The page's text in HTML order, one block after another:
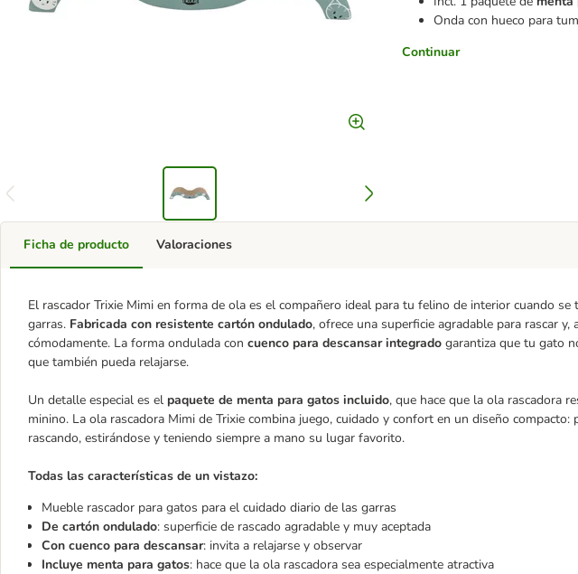
Onda con hueco para
Continuar
Ficha de producto
El rascador Trixie Mimi en forma de ola es el compañero ideal para tu felino de interior cuando se
garras. Fabricada con resistente cartón ondulado, ofrece una superficie agradable para rascar
cómodamente. La forma ondulada con cuenco para descansar integrado garantiza que tu gato
que también pueda relajarse.
Un detalle especial es el paquete de menta para gatos incluido, que hace que la ola rascadora
minino. La ola rascadora Mimi de Trixie combina juego, cuidado y confort en un diseño
rascando, estirándose y teniendo siempre a mano su lugar favorito.
Todas las características de un vistazo:
Mueble rascador para gatos para el cuidado diario de las garras
De cartón ondulado: superficie de rascado agradable y muy aceptada
Con cuenco para descansar: invita a relajarse y observar
Incluye menta para gatos: hace que la ola rascadora sea especialmente atractiva
Valoraciones